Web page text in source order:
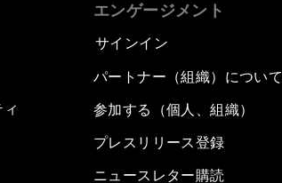
エンゲージメント
サインイン
パートナー（組織）について
参加する（個人、組織）
プレスリリース登録
ニュースレター購読